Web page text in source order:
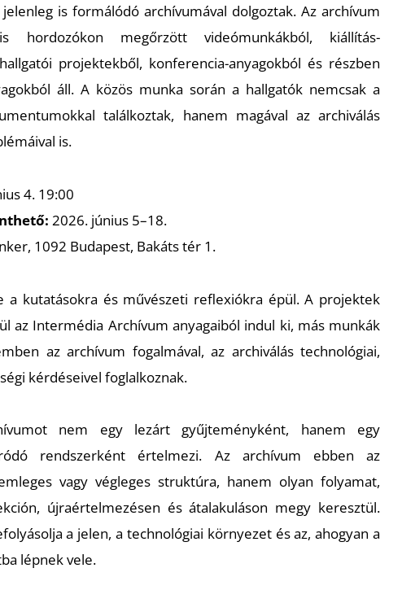
is formálódó archívumával dolgoztak. Az archívum
hordozókon megőrzött videómunkákból, kiállítás-
projektekből, konferencia-anyagokból és részben
áll. A közös munka során a hallgatók nemcsak a
találkoztak, hanem magával az archiválás
is.
4. 19:00
2026. június 5–18.
1092 Budapest, Bakáts tér 1.
a kutatásokra és művészeti reflexiókra épül. A projektek
az Intermédia Archívum anyagaiból indul ki, más munkák
az archívum fogalmával, az archiválás technológiai,
kérdéseivel foglalkoznak.
nem egy lezárt gyűjteményként, hanem egy
rendszerként értelmezi. Az archívum ebben az
vagy végleges struktúra, hanem olyan folyamat,
újraértelmezésen és átalakuláson megy keresztül.
a jelen, a technológiai környezet és az, ahogyan a
lépnek vele.